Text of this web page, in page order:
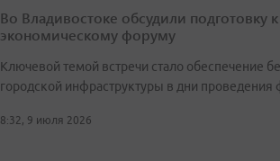
Во Владивостоке обсудили подготовку
экономическому форуму
Ключевой темой встречи стало обеспечение
городской инфраструктуры в дни проведения
8:32, 9 июля 2026